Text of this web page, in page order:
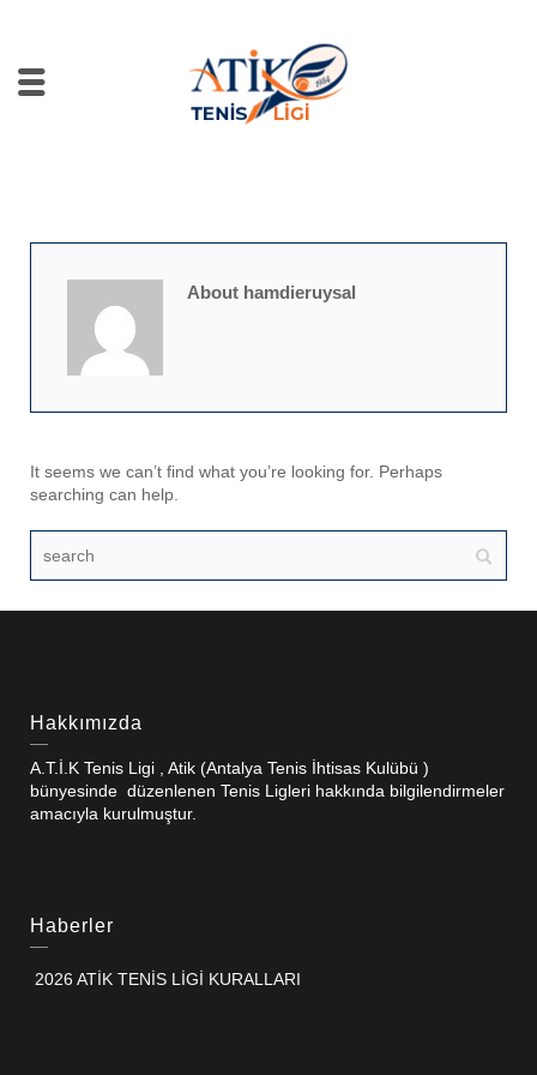
About hamdieruysal
It seems we can’t find what you’re looking for. Perhaps
searching can help.
Hakkımızda
A.T.İ.K Tenis Ligi , Atik (Antalya Tenis İhtisas Kulübü )
bünyesinde düzenlenen Tenis Ligleri hakkında bilgilendirmeler
amacıyla kurulmuştur.
Haberler
2026 ATİK TENİS LİGİ KURALLARI